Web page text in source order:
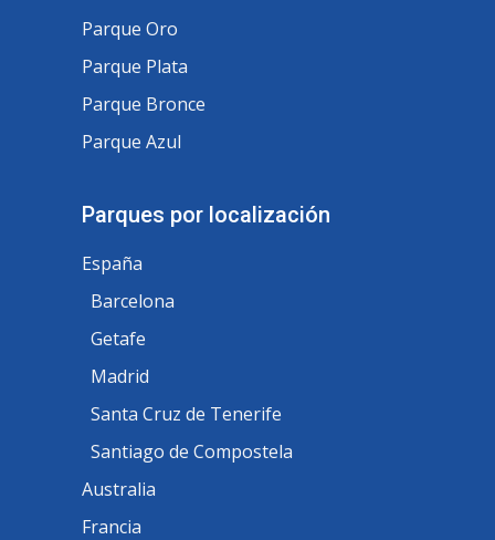
Parque Oro
Parque Plata
Parque Bronce
Parque Azul
Parques por localización
España
Barcelona
Getafe
Madrid
Santa Cruz de Tenerife
Santiago de Compostela
Australia
Francia